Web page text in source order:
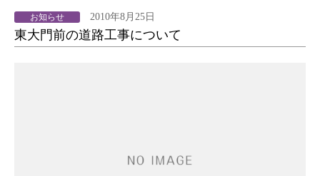
お知らせ 2010年8月25日
東大門前の道路工事について